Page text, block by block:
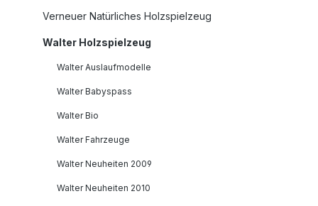
Verneuer Natürliches Holzspielzeug
Walter Holzspielzeug
Walter Auslaufmodelle
Walter Babyspass
Walter Bio
Walter Fahrzeuge
Walter Neuheiten 2009
Walter Neuheiten 2010